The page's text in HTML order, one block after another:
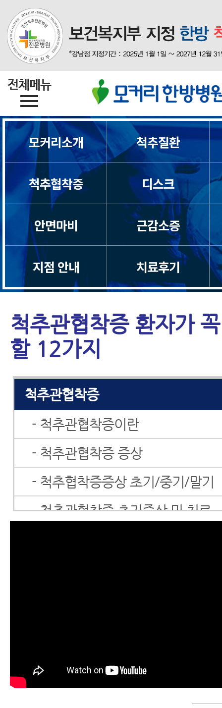
모커리소개 척추질환
척추협착증 디스크
안면마비 근감소증
지점 안내 치료후기
척추관협착증 환자가
할 12가지
목디스크
목통증
일자목/거북목
척수증
경추관협착증
허리통증
좌골신경통
척추관협착증
- 척추관협착증이란
- 척추관협착증 증상
- 척추협착증증상 초기/중기/말기
- 척추관협착증 초기증상 및 치료
- 퇴행성척추관협착증을 일으키는